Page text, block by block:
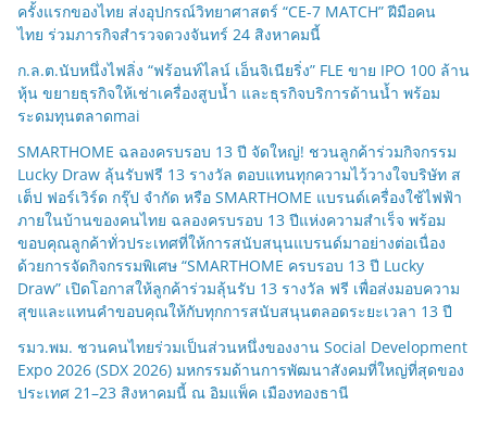
ครั้งแรกของไทย ส่งอุปกรณ์วิทยาศาสตร์ “CE-7 MATCH” ฝีมือคน
ไทย ร่วมภารกิจสำรวจดวงจันทร์ 24 สิงหาคมนี้
ก.ล.ต.นับหนึ่งไฟลิ่ง “ฟร้อนท์ไลน์ เอ็นจิเนียริ่ง” FLE ขาย IPO 100 ล้าน
หุ้น ขยายธุรกิจให้เช่าเครื่องสูบน้ำ และธุรกิจบริการด้านน้ำ พร้อม
ระดมทุนตลาดmai
SMARTHOME ฉลองครบรอบ 13 ปี จัดใหญ่! ชวนลูกค้าร่วมกิจกรรม
Lucky Draw ลุ้นรับฟรี 13 รางวัล ตอบแทนทุกความไว้วางใจบริษัท ส
เต็ป ฟอร์เวิร์ด กรุ๊ป จำกัด หรือ SMARTHOME แบรนด์เครื่องใช้ไฟฟ้า
ภายในบ้านของคนไทย ฉลองครบรอบ 13 ปีแห่งความสำเร็จ พร้อม
ขอบคุณลูกค้าทั่วประเทศที่ให้การสนับสนุนแบรนด์มาอย่างต่อเนื่อง
ด้วยการจัดกิจกรรมพิเศษ “SMARTHOME ครบรอบ 13 ปี Lucky
Draw” เปิดโอกาสให้ลูกค้าร่วมลุ้นรับ 13 รางวัล ฟรี เพื่อส่งมอบความ
สุขและแทนคำขอบคุณให้กับทุกการสนับสนุนตลอดระยะเวลา 13 ปี
รมว.พม. ชวนคนไทยร่วมเป็นส่วนหนึ่งของงาน Social Development
Expo 2026 (SDX 2026) มหกรรมด้านการพัฒนาสังคมที่ใหญ่ที่สุดของ
ประเทศ 21–23 สิงหาคมนี้ ณ อิมแพ็ค เมืองทองธานี